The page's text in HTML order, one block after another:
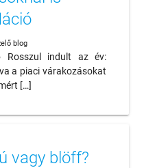
blog
Rosszul indult az év:
a piaci várakozásokat
[…]
vagy blöff?